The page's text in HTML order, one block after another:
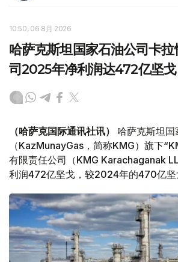
10:50, 06 8月 2026
哈萨克斯坦国家石油公司卡
司2025年净利润达472亿坚戈
（哈萨克国际通讯社讯）
哈萨克斯坦
（KazMunayGas，简称KMG）旗下
有限责任公司（KMG Karachaganak
利润472亿坚戈，较2024年的470亿坚